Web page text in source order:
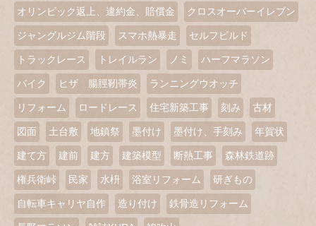
オリンピック返上、違約金、賠償金 クロスオーバーイレブン
ジャングルジム階段 スマホ熱暴走 セルフビルド
トラックレース トレイルラン ノミ ハーフマラソン
バイク ヒザ 腸脛靭帯炎 ランニングウオッチ
リフォーム ロードレース 住宅新築工事 刻み 古材
図面 土台敷 地鎮祭 墨付け 墨付け、手刻み 年賀状
建て方 建前 建方 建築模型 断熱工事 森林鉄道跡
権兵衛峠 民家 水枡 浴室リフォーム 研ぎもの
自転車キャリヤ自作 造り付け 鉄骨造リフォーム